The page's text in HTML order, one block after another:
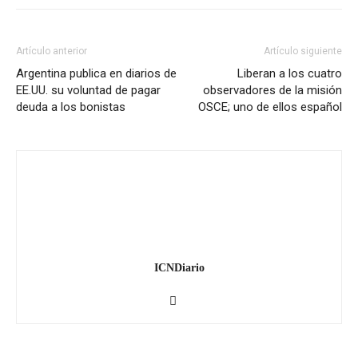
Artículo anterior
Argentina publica en diarios de
EE.UU. su voluntad de pagar
deuda a los bonistas
Artículo siguiente
Liberan a los cuatro
observadores de la misión
OSCE; uno de ellos español
ICNDiario